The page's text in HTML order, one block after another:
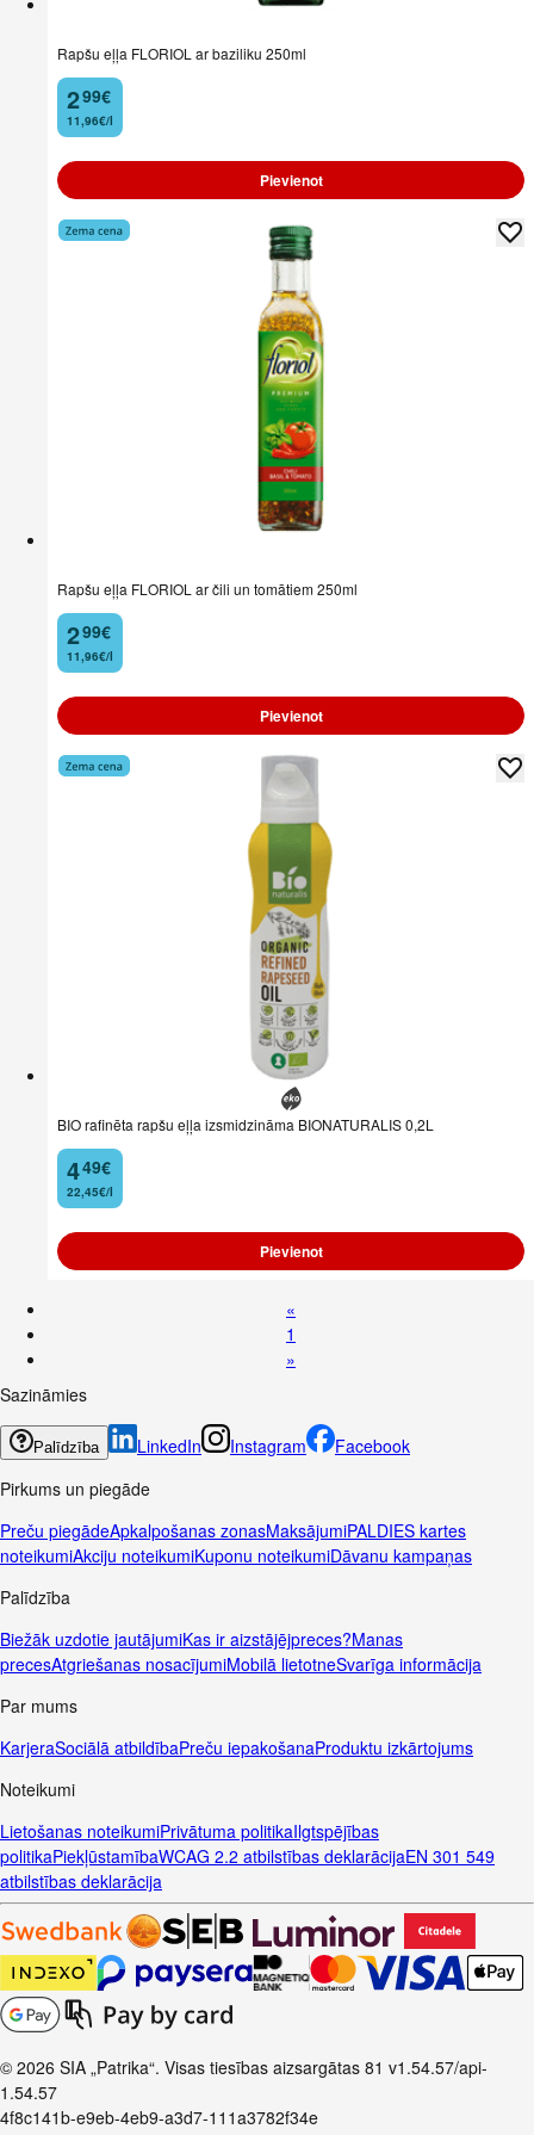
Rapšu eļļa FLORIOL ar baziliku 250ml
2
. 99€
11,96€/l
Pievienot
Rapšu eļļa FLORIOL ar čili un tomātiem 250ml
2
. 99€
11,96€/l
Pievienot
BIO rafinēta rapšu eļļa izsmidzināma BIONATURALIS 0,2L
4
. 49€
22,45€/l
Pievienot
«
1
»
Sazināmies
Palīdzība LinkedIn Instagram
Facebook
Pirkums un piegāde
Preču piegādeApkalpošanas zonasMaksājumiPALDIES kartes
noteikumiAkciju noteikumiKuponu noteikumiDāvanu kampaņas
Palīdzība
Biežāk uzdotie jautājumiKas ir aizstājējpreces?Manas
precesAtgriešanas nosacījumiMobilā lietotneSvarīga informācija
Par mums
KarjeraSociālā atbildībaPreču iepakošanaProduktu izkārtojums
Noteikumi
Lietošanas noteikumiPrivātuma politikaIlgtspējības
politikaPiekļūstamībaWCAG 2.2 atbilstības deklarācijaEN 301 549
atbilstības deklarācija
© 2026 SIA „Patrika“. Visas tiesības aizsargātas 81 v1.54.57/api-
1.54.57
4f8c141b-e9eb-4eb9-a3d7-111a3782f34e